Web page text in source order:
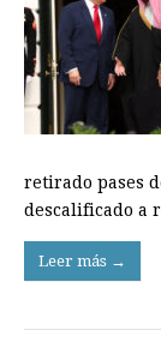
retirado pases
descalificado a
Leer más →